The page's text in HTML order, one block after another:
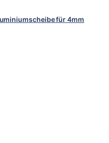
für 4mm